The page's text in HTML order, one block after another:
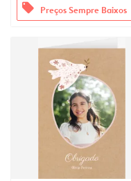
offers Preços Sempre Baixos